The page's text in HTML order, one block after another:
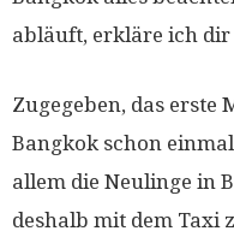
abläuft, erkläre ich
Zugegeben, das erste
Bangkok schon
allem die Neulinge in
deshalb mit dem Taxi